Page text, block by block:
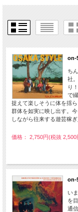
on-
ち
社
り
で
捉えて楽しそうに体を揺
群体を如実に映し出す。
しながら往来する遊芸稼
価格： 2,750円(税抜 2,500
on-
い
を
通